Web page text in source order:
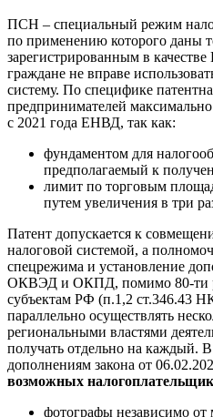
ПСН – специальный режим
по применению которого даны
зарегистрированным в
граждане не вправе
систему. По специфике
предпринимателей
с 2021 года ЕНВД, так как:
фундаментом для
предполагаемый к
лимит по торговым
путем увеличения в три
Патент допускается к
налоговой системой, а
спецрежима и установление
ОКВЭД и ОКПД, помимо 80-ти
субъектам РФ (п.1,2 ст.346.43
параллельно осуществлять
региональными властями
получать отдельно на каждый.
дополнениям закона от
возможных
фотографы независимо от